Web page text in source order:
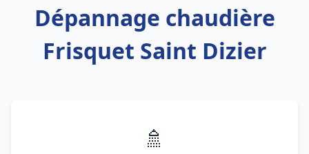
Dépannage chaudière
Frisquet Saint Dizier
🚿